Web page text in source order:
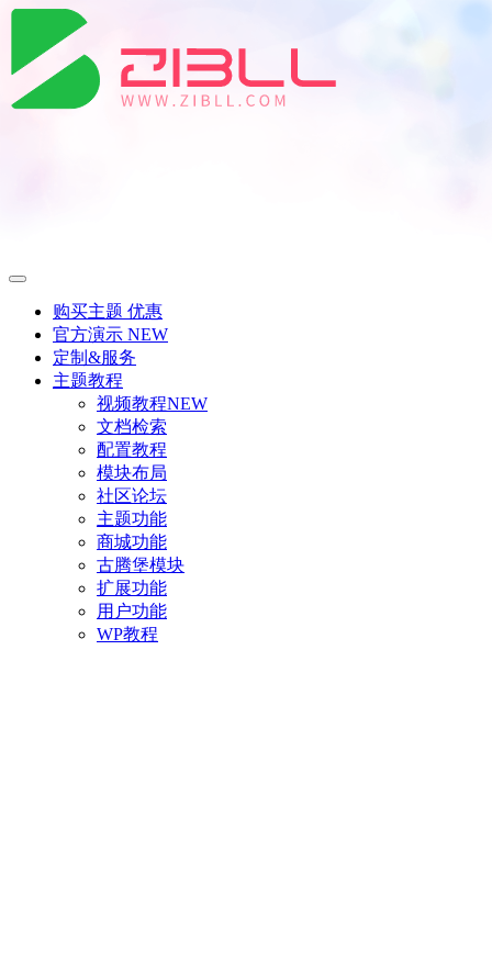
购买主题 优惠
官方演示 NEW
定制&服务
主题教程
视频教程NEW
文档检索
配置教程
模块布局
社区论坛
主题功能
商城功能
古腾堡模块
扩展功能
用户功能
WP教程